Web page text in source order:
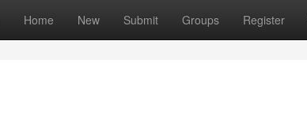
Home New Submit Groups Register